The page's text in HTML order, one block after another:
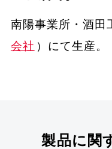
南陽事業所・酒田
会社 ）にて生産。
製品に関